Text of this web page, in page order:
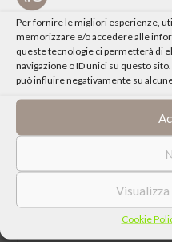
Per fornire le migliori esperienze,
memorizzare e/o accedere alle
queste tecnologie ci permetterà di
navigazione o ID unici su questo
può influire negativamente su
Cookie
LUOGO